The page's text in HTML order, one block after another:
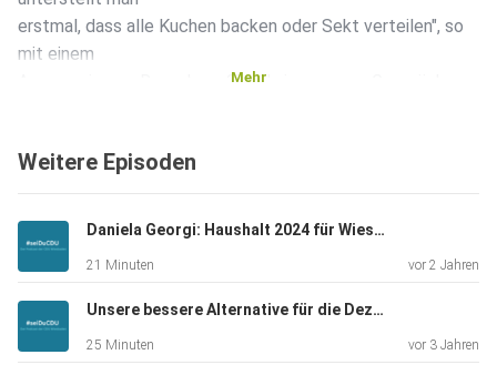
erstmal, dass alle Kuchen backen oder Sekt verteilen", so
mit einem
Augenzwingern Rose-Lore Scholz in unserem Gespräch.
Hinsicht
gesamtgesellschaftlich aktuellen und relevanten Themen,
fokussiert
auf die Untersützung und Ermutigung von Frauen sowie die
Stärkung
ihrer persönlichen Entwicklung. Deutlich sichtbarer Einsatz
Mehr
Weitere Episoden
Daniela Georgi: Haushalt 2024 für Wiesbaden - Linksbündnis verschleiert und verschweigt"
21 Minuten vor 2 Jahren
Unsere bessere Alternative für die Dezernentenwahl 2023 – eine Nachlese
25 Minuten vor 3 Jahren